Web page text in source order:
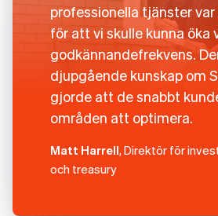
professionella tjänster
för att vi skulle kunna öka
godkännandefrekvens.
djupgående kunskap om
gjorde att de snabbt
områden att optimera.
Matt Harrell, Direktör för
och treasury